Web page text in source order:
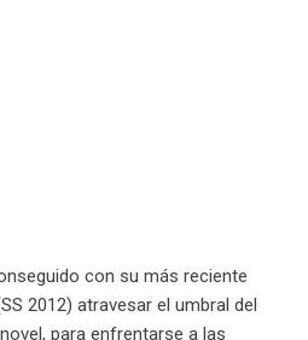
con su más reciente
2012) atravesar el umbral del
para enfrentarse a las